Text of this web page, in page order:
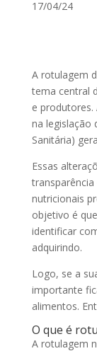
17/04/24
A rotulagem
tema central
e produtores.
na legislação
Sanitária)
Essas
nutricionais
objetivo é
identificar
adquirindo.
Logo, se a
importante
alimentos.
O que é
A rotulagem